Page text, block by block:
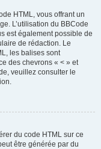
HTML, vous offrant un
L’utilisation du BBCode
est également possible de
de rédaction. Le
les balises sont
des chevrons « < » et
veuillez consulter le
du code HTML sur ce
être générée par du